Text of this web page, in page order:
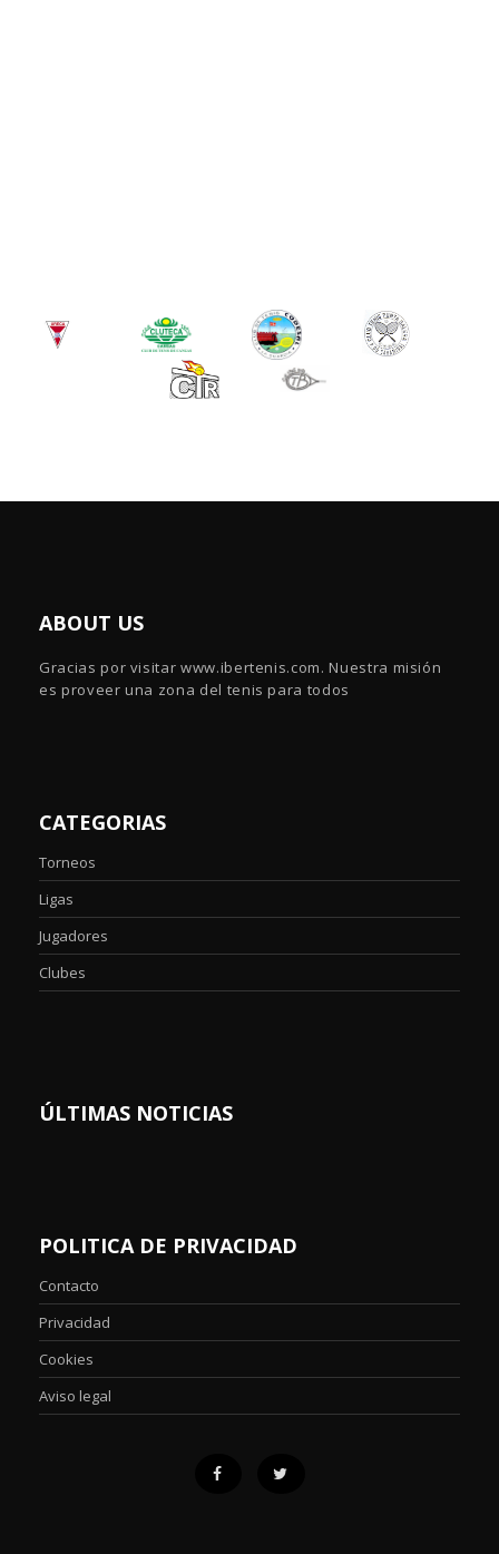
ABOUT US
Gracias por visitar www.ibertenis.com. Nuestra misión
es proveer una zona del tenis para todos
CATEGORIAS
Torneos
Ligas
Jugadores
Clubes
ÚLTIMAS NOTICIAS
POLITICA DE PRIVACIDAD
Contacto
Privacidad
Cookies
Aviso legal